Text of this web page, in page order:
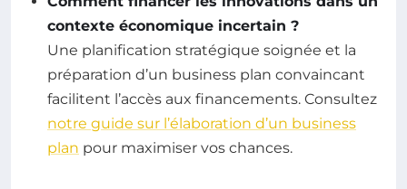
contexte économique incertain ?
Une planification stratégique soignée et la
préparation d’un business plan convaincant
facilitent l’accès aux financements. Consultez
notre guide sur l’élaboration d’un business
plan pour maximiser vos chances.